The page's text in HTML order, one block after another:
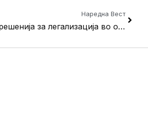
Наредна Вест
Нови 50 решенија за легализација во општина Кисела Вода